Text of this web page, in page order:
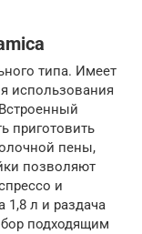
типа. Имеет
использования
приготовить
пены,
позволяют
и
1,8 л и раздача
подходящим